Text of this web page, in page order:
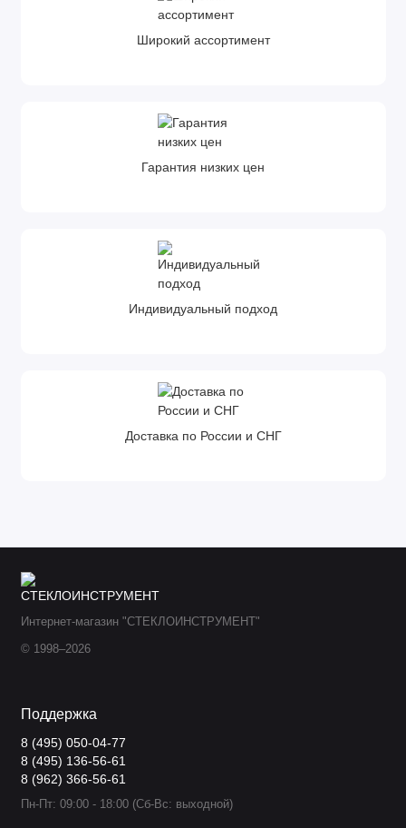
Широкий ассортимент
Гарантия низких цен
Индивидуальный подход
Доставка по России и СНГ
Интернет-магазин "СТЕКЛОИНСТРУМЕНТ"
© 1998–2026
Поддержка
8 (495) 050-04-77
8 (495) 136-56-61
8 (962) 366-56-61
Пн-Пт: 09:00 - 18:00 (Сб-Вс: выходной)